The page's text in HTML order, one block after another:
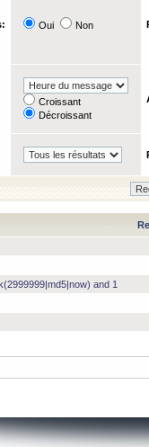
Oui Non
Croissant
Décroissant
and 1